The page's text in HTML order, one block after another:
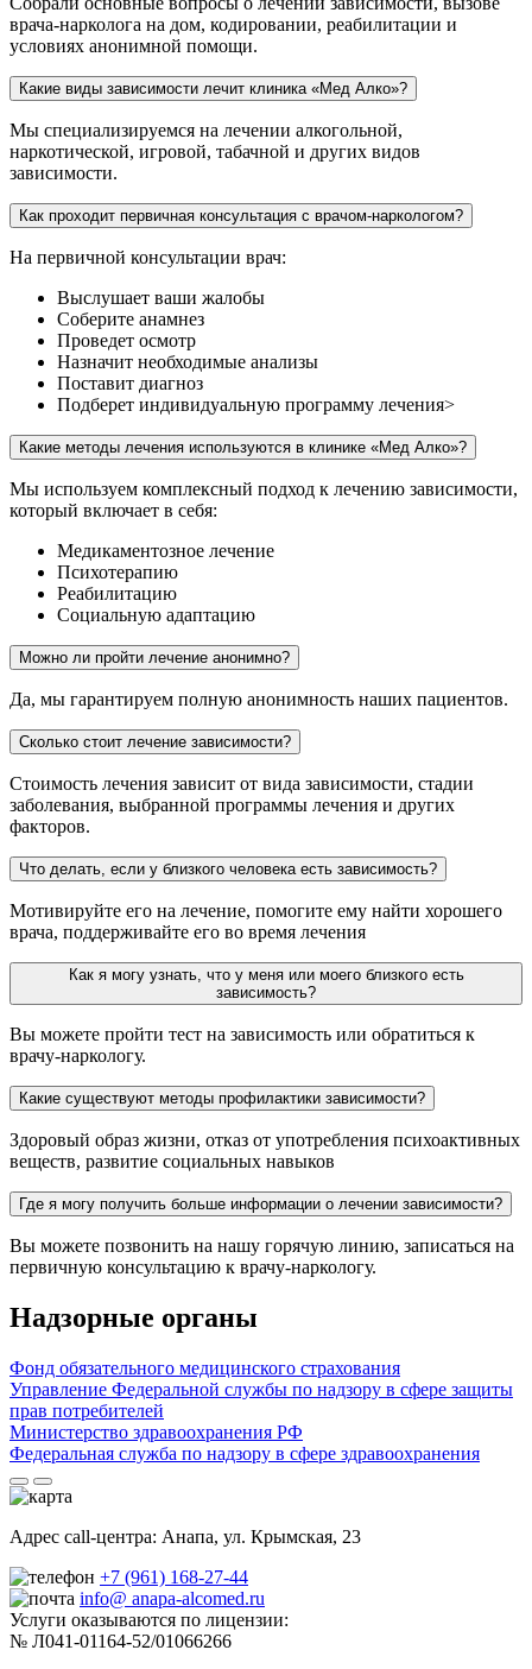
врача-нарколога на дом, кодировании, реабилитации и
условиях анонимной помощи.
Какие виды зависимости лечит клиника «Мед Алко»?
Мы специализируемся на лечении алкогольной,
наркотической, игровой, табачной и других видов
зависимости.
Как проходит первичная консультация с врачом-наркологом?
На первичной консультации врач:
Выслушает ваши жалобы
Соберите анамнез
Проведет осмотр
Назначит необходимые анализы
Поставит диагноз
Подберет индивидуальную программу лечения>
Какие методы лечения используются в клинике «Мед Алко»?
Мы используем комплексный подход к лечению зависимости,
который включает в себя:
Медикаментозное лечение
Психотерапию
Реабилитацию
Социальную адаптацию
Можно ли пройти лечение анонимно?
Да, мы гарантируем полную анонимность наших пациентов.
Сколько стоит лечение зависимости?
Стоимость лечения зависит от вида зависимости, стадии
заболевания, выбранной программы лечения и других
факторов.
Что делать, если у близкого человека есть зависимость?
Мотивируйте его на лечение, помогите ему найти хорошего
врача, поддерживайте его во время лечения
Как я могу узнать, что у меня или моего близкого есть
зависимость?
Вы можете пройти тест на зависимость или обратиться к
врачу-наркологу.
Какие существуют методы профилактики зависимости?
Здоровый образ жизни, отказ от употребления психоактивных
веществ, развитие социальных навыков
Где я могу получить больше информации о лечении зависимости?
Вы можете позвонить на нашу горячую линию, записаться на
первичную консультацию к врачу-наркологу.
Надзорные органы
Фонд обязательного медицинского страхования
Управление Федеральной службы по надзору в сфере защиты
прав потребителей
Министерство здравоохранения РФ
Федеральная служба по надзору в сфере здравоохранения
Адрес call-центра: Анапа, ул. Крымская, 23
+7 (961) 168-27-44
info@ anapa-alcomed.ru
Услуги оказываются по лицензии:
№ Л041-01164-52/01066266